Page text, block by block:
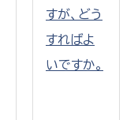
すが、どう
すればよ
いですか。